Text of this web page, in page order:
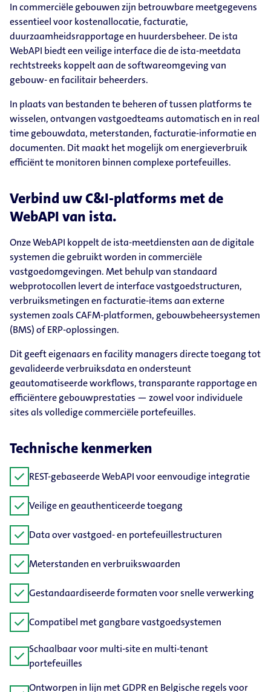
In commerciële gebouwen zijn betrouwbare meetgegevens
essentieel voor kostenallocatie, facturatie,
duurzaamheidsrapportage en huurdersbeheer. De ista
WebAPI biedt een veilige interface die de ista-meetdata
rechtstreeks koppelt aan de softwareomgeving van
gebouw- en facilitair beheerders.
In plaats van bestanden te beheren of tussen platforms te
wisselen, ontvangen vastgoedteams automatisch en in real
time gebouwdata, meterstanden, facturatie-informatie en
documenten. Dit maakt het mogelijk om energieverbruik
efficiënt te monitoren binnen complexe portefeuilles.
Verbind uw C&I-platforms met de
WebAPI van ista.
Onze WebAPI koppelt de ista-meetdiensten aan de digitale
systemen die gebruikt worden in commerciële
vastgoedomgevingen. Met behulp van standaard
webprotocollen levert de interface vastgoedstructuren,
verbruiksmetingen en facturatie-items aan externe
systemen zoals CAFM-platformen, gebouwbeheersystemen
(BMS) of ERP-oplossingen.
Dit geeft eigenaars en facility managers directe toegang tot
gevalideerde verbruiksdata en ondersteunt
geautomatiseerde workflows, transparante rapportage en
efficiëntere gebouwprestaties — zowel voor individuele
sites als volledige commerciële portefeuilles.
Technische kenmerken
check REST-gebaseerde WebAPI voor eenvoudige integratie
check Veilige en geauthenticeerde toegang
check Data over vastgoed- en portefeuillestructuren
check Meterstanden en verbruikswaarden
check Gestandaardiseerde formaten voor snelle verwerking
check Compatibel met gangbare vastgoedsystemen
check Schaalbaar voor multi-site en multi-tenant
portefeuilles
Ontworpen in lijn met GDPR en Belgische regels voor